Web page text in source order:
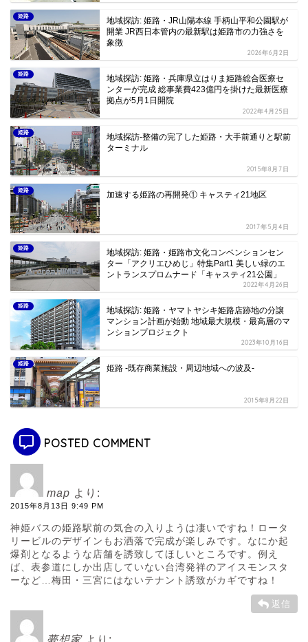
姫路
地域探訪: 姫路・JR山陽本線 手柄山平和公園駅が
開業 JR西日本管内の最新駅は姫路市の力強さを
象徴
2026年6月2日
姫路
地域探訪: 姫路・兵庫県立はりま姫路総合医療セ
ンターが完成 総事業費423億円を掛けた最新医療
拠点が5月1日開院
2022年4月25日
姫路
地域探訪-整備の完了した姫路・大手前通りと駅前
ターミナル
2015年8月7日
姫路 加速する姫路の再開発① キャスティ21地区
2017年5月4日
姫路
地域探訪: 姫路・姫路市文化コンベンションセン
ター「アクリエひめじ」特集Part1 美しい緑のエ
ントランスプロムナード「キャスティ21公園」
2022年4月26日
姫路
地域探訪: 姫路・ヤマトヤシキ姫路店跡地の分譲
マンション計画が始動 地域最大規模・最高層のマ
ンションプロジェクト
2023年10月16日
姫路 姫路 -既存商業施設・周辺地域への波及-
2015年8月22日
POSTED COMMENT
map より:
2015年8月13日 9:49 PM
神姫バスの姫路駅前の気合の入りようは凄いですね！ロータ
リービルのデザインもお洒落で完成が楽しみです。なにか起
爆剤となるような店舗を誘致してほしいところです。例え
ば、表参道にしか出店していない台湾発祥のアイスモンスタ
ーなど…梅田・三宮にはないテナント誘致がカギですね！
返信
夢想家 より: